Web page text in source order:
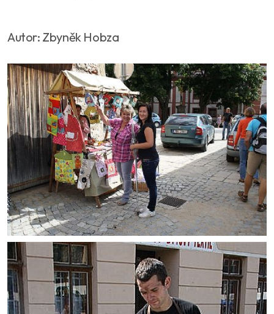
Autor: Zbyněk Hobza